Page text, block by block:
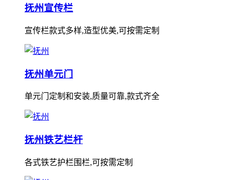
抚州宣传栏
宣传栏款式多样,造型优美,可按需定制
抚州单元门
单元门定制和安装,质量可靠,款式齐全
抚州铁艺栏杆
各式铁艺护栏围栏,可按需定制